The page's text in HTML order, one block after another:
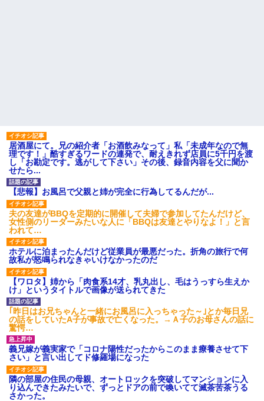
居酒屋にて。兄の紹介者「お酒飲みなって」私「未成年なので無
理です！」酷すぎるワードの連発で、耐えきれず店員に5千円を渡
し「お勘定です。逃がして下さい」その後、録音内容を父に聞か
せたら...
【悲報】お風呂で父親と姉が完全に行為してるんだが...
夫の友達がBBQを定期的に開催して夫婦で参加してたんだけど、
女性側のリーダーみたいな人に「BBQは友達とやりなよ！」と言
われて…
ホテルに泊まったんだけど従業員が最悪だった。折角の旅行で何
故私が怒鳴られなきゃいけなかったのだ
【ワロタ】姉から「肉食系14才、乳丸出し、毛はうっすら生えか
け」というタイトルで画像が送られてきた
｢昨日はお兄ちゃんと一緒にお風呂に入っちゃった～｣とか毎日兄
の話をしていたA子が事故で亡くなった。→Ａ子のお母さんの話に
驚愕…
義兄嫁が義実家で「コロナ陽性だったからこのまま療養させて下
さい」と言い出してド修羅場になった
隣の部屋の住民の母親、オートロックを突破してマンションに入
り込んできたみたいで、ずっとドアの前で喚いてて滅茶苦茶うる
さかった。